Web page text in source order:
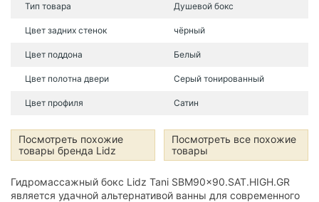
Тип товара Душевой бокс
Цвет задних стенок чёрный
Цвет поддона Белый
Цвет полотна двери Серый тонированный
Цвет профиля Сатин
Посмотреть похожие
товары бренда Lidz
Посмотреть все похожие
товары
Гидромассажный бокс Lidz Tani SBM90x90.SAT.HIGH.GR
является удачной альтернативой ванны для современного